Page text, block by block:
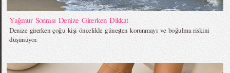
Yağmur Sonrası Denize Girerken Dikkat
Denize girerken çoğu kişi öncelikle güneşten korunmayı ve boğulma riskini
düşünüyor.